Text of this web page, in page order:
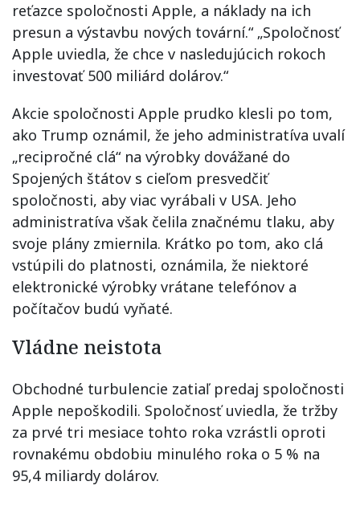
reťazce spoločnosti Apple, a náklady na ich
presun a výstavbu nových tovární.“ „Spoločnosť
Apple uviedla, že chce v nasledujúcich rokoch
investovať 500 miliárd dolárov.“
Akcie spoločnosti Apple prudko klesli po tom,
ako Trump oznámil, že jeho administratíva uvalí
„recipročné clá“ na výrobky dovážané do
Spojených štátov s cieľom presvedčiť
spoločnosti, aby viac vyrábali v USA. Jeho
administratíva však čelila značnému tlaku, aby
svoje plány zmiernila. Krátko po tom, ako clá
vstúpili do platnosti, oznámila, že niektoré
elektronické výrobky vrátane telefónov a
počítačov budú vyňaté.
Vládne neistota
Obchodné turbulencie zatiaľ predaj spoločnosti
Apple nepoškodili. Spoločnosť uviedla, že tržby
za prvé tri mesiace tohto roka vzrástli oproti
rovnakému obdobiu minulého roka o 5 % na
95,4 miliardy dolárov.